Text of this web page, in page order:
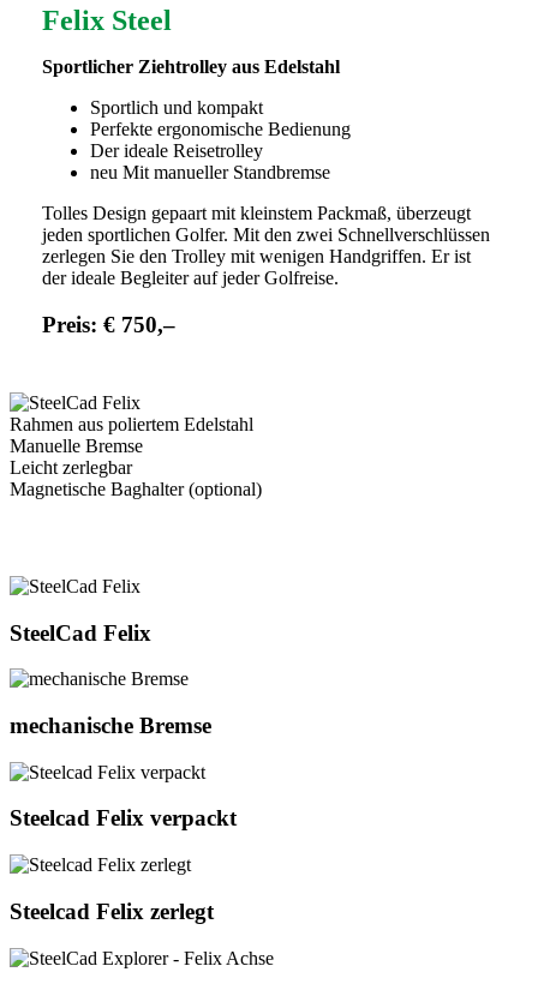
Felix Steel
Sportlicher Ziehtrolley aus Edelstahl
Sportlich und kompakt
Perfekte ergonomische Bedienung
Der ideale Reisetrolley
neu Mit manueller Standbremse
Tolles Design gepaart mit kleinstem Packmaß, überzeugt
jeden sportlichen Golfer. Mit den zwei Schnellverschlüssen
zerlegen Sie den Trolley mit wenigen Handgriffen. Er ist
der ideale Begleiter auf jeder Golfreise.
Preis: € 750,–
Rahmen aus poliertem Edelstahl
Manuelle Bremse
Leicht zerlegbar
Magnetische Baghalter (optional)
SteelCad
SteelCad Felix
mechanische
mechanische Bremse
Steelcad
verpackt
Steelcad Felix verpackt
Steelcad
zerlegt
Steelcad Felix zerlegt